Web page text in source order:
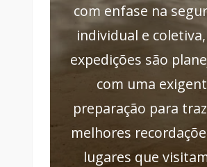
com enfase na
individual e
expedições são
com uma
preparação para
melhores
lugares que